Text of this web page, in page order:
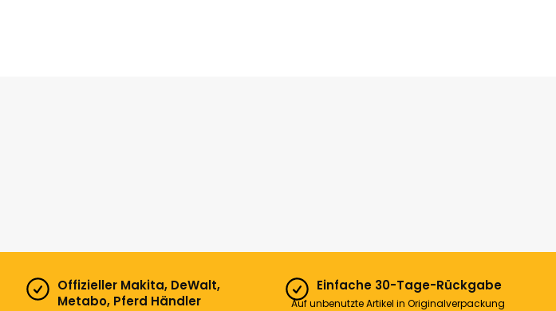
Offizieller Makita, DeWalt,
Metabo, Pferd Händler
Einfache 30-Tage-Rückgabe
Auf unbenutzte Artikel in Originalverpackung